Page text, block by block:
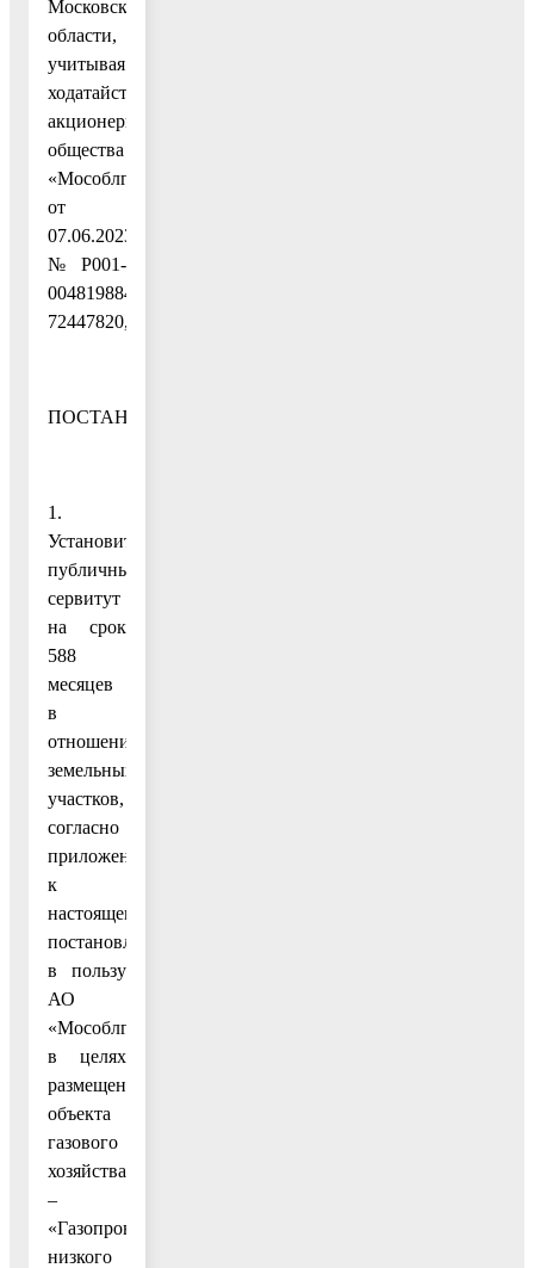
Московской
области,
учитывая
ходатайство
акционерного
общества
«Мособлгаз»
от
07.06.2023
№ P001-
0048198848-
72447820,
ПОСТАНОВЛЯЮ:
1.
Установить
публичный
сервитут
на срок
588
месяцев
в
отношении
земельных
участков,
согласно
приложению
к
настоящему
постановлению,
в пользу
АО
«Мособлгаз»,
в целях
размещения
объекта
газового
хозяйства
–
«Газопровод
низкого